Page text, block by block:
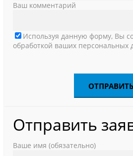
Ваш комментарий
Используя данную форму, Вы
обработкой ваших персональных
Отправить
Ваше имя (обязательно)